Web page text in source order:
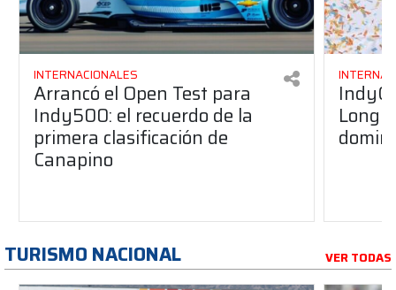
INTERNACIONALES
Arrancó el Open Test para
Indy500: el recuerdo de la
primera clasificación de
Canapino
Long
TURISMO NACIONAL VER TODAS